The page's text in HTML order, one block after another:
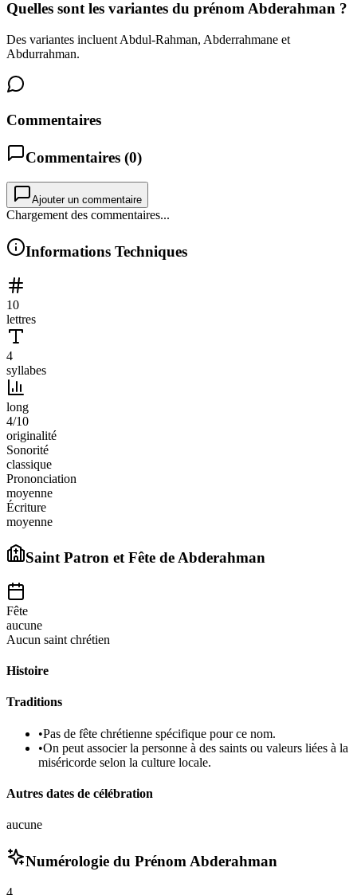
Quelles sont les variantes du prénom Abderahman ?
Des variantes incluent Abdul-Rahman, Abderrahmane et
Abdurrahman.
Commentaires
Commentaires (0)
Ajouter un commentaire
Chargement des commentaires...
Informations Techniques
10
lettres
4
syllabes
long
4/10
originalité
Sonorité
classique
Prononciation
moyenne
Écriture
moyenne
Saint Patron et Fête deAbderahman
Fête
aucune
Aucun saint chrétien
Histoire
Traditions
•Pas de fête chrétienne spécifique pour ce nom.
•On peut associer la personne à des saints ou valeurs liées à la
miséricorde selon la culture locale.
Autres dates de célébration
aucune
Numérologie du Prénom Abderahman
4